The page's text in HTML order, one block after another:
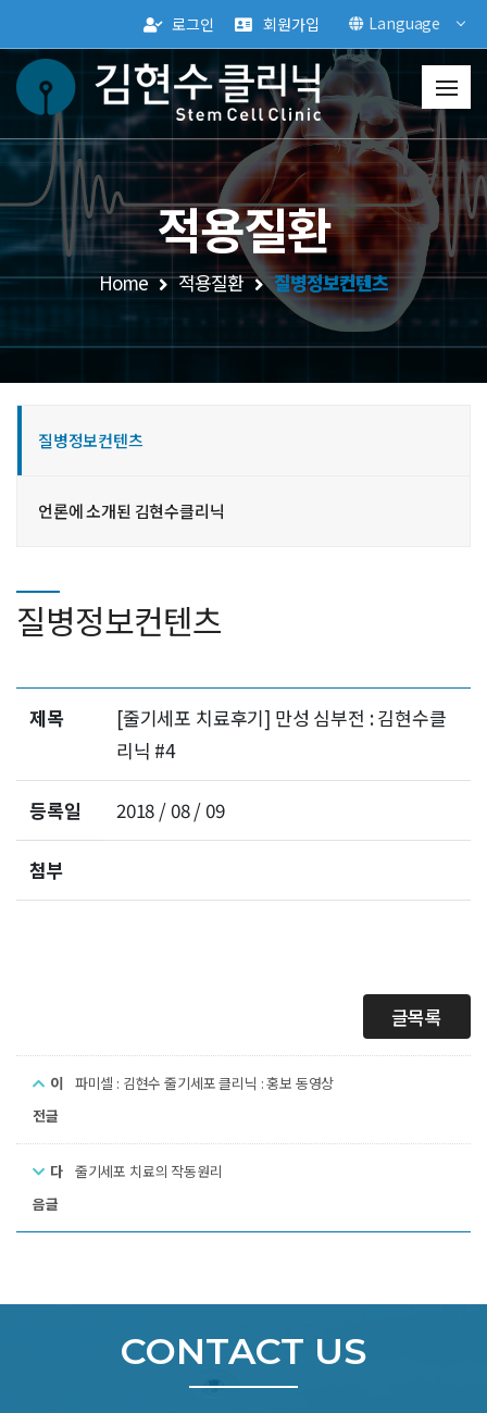
로그인 회원가입 Language
적용질환
Home 적용질환 질병정보컨텐츠
질병정보컨텐츠
언론에 소개된 김현수클리닉
질병정보컨텐츠
제목
[줄기세포 치료후기] 만성 심부전 : 김현수클
리닉 #4
등록일 2018 / 08 / 09
첨부
글목록
이
전글
파미셀 : 김현수 줄기세포 클리닉 : 홍보 동영상
다
음글
줄기세포 치료의 작동원리
CONTACT US